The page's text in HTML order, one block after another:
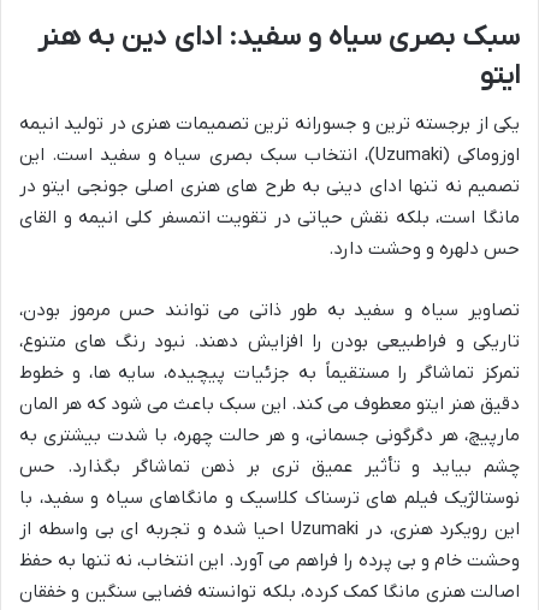
سبک بصری سیاه و سفید: ادای دین به هنر
ایتو
یکی از برجسته ترین و جسورانه ترین تصمیمات هنری در تولید انیمه
اوزوماکی (Uzumaki)، انتخاب سبک بصری سیاه و سفید است. این
تصمیم نه تنها ادای دینی به طرح های هنری اصلی جونجی ایتو در
مانگا است، بلکه نقش حیاتی در تقویت اتمسفر کلی انیمه و القای
حس دلهره و وحشت دارد.
تصاویر سیاه و سفید به طور ذاتی می توانند حس مرموز بودن،
تاریکی و فراطبیعی بودن را افزایش دهند. نبود رنگ های متنوع،
تمرکز تماشاگر را مستقیماً به جزئیات پیچیده، سایه ها، و خطوط
دقیق هنر ایتو معطوف می کند. این سبک باعث می شود که هر المان
مارپیچ، هر دگرگونی جسمانی، و هر حالت چهره، با شدت بیشتری به
چشم بیاید و تأثیر عمیق تری بر ذهن تماشاگر بگذارد. حس
نوستالژیک فیلم های ترسناک کلاسیک و مانگاهای سیاه و سفید، با
این رویکرد هنری، در Uzumaki احیا شده و تجربه ای بی واسطه از
وحشت خام و بی پرده را فراهم می آورد. این انتخاب، نه تنها به حفظ
اصالت هنری مانگا کمک کرده، بلکه توانسته فضایی سنگین و خفقان